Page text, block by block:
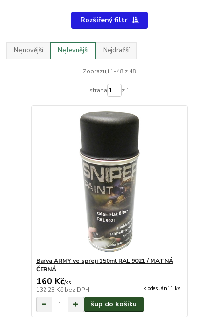
Rozšířený filtr
Nejnovější Nejlevnější Nejdražší
Zobrazuji 1-48 z 48
strana z 1
Barva ARMY ve spreji 150ml RAL 9021 / MATNÁ
ČERNÁ
160 Kč/ks
132,23 Kč bez DPH k odeslání 1 ks
šup do košíku